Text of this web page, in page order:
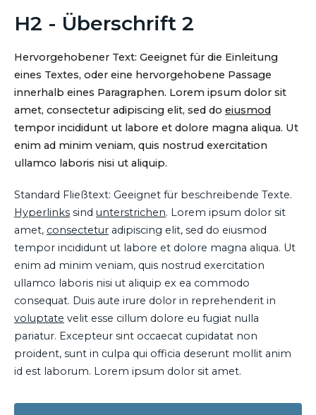
H2 - Überschrift 2
Hervorgehobener Text: Geeignet für die Einleitung
eines Textes, oder eine hervorgehobene Passage
innerhalb eines Paragraphen. Lorem ipsum dolor sit
amet, consectetur adipiscing elit, sed do eiusmod
tempor incididunt ut labore et dolore magna aliqua. Ut
enim ad minim veniam, quis nostrud exercitation
ullamco laboris nisi ut aliquip.
Standard Fließtext: Geeignet für beschreibende Texte.
Hyperlinks sind unterstrichen. Lorem ipsum dolor sit
amet, consectetur adipiscing elit, sed do eiusmod
tempor incididunt ut labore et dolore magna aliqua. Ut
enim ad minim veniam, quis nostrud exercitation
ullamco laboris nisi ut aliquip ex ea commodo
consequat. Duis aute irure dolor in reprehenderit in
voluptate velit esse cillum dolore eu fugiat nulla
pariatur. Excepteur sint occaecat cupidatat non
proident, sunt in culpa qui officia deserunt mollit anim
id est laborum. Lorem ipsum dolor sit amet.